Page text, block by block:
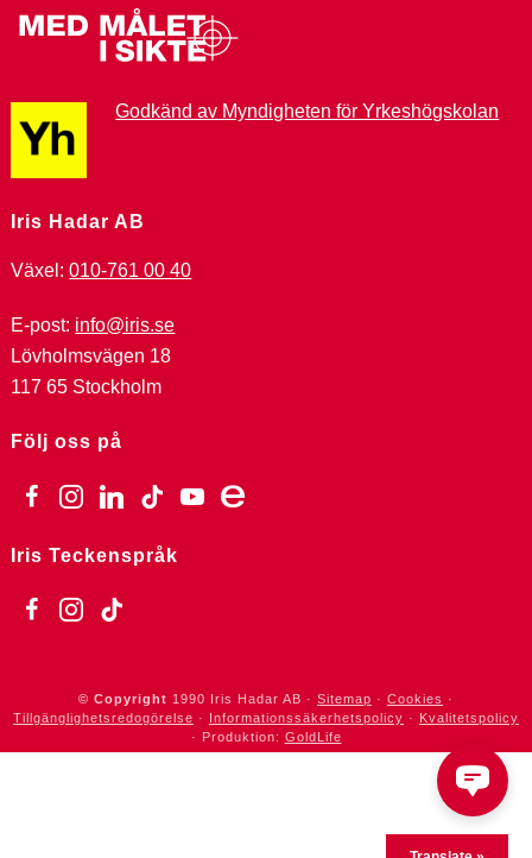
Godkänd av Myndigheten för Yrkeshögskolan
Iris Hadar AB
Växel:010-761 00 40
E-post: info@iris.se
Lövholmsvägen 18
117 65 Stockholm
Följ oss på
facebookinstagramlinkedin
tiktok youtube
ebay
Iris Teckenspråk
facebookinstagram
tiktok
© Copyright 1990 Iris Hadar AB · Sitemap · Cookies ·
Tillgänglighetsredogörelse · Informationssäkerhetspolicy ·
Kvalitetspolicy
· Produktion: GoldLife